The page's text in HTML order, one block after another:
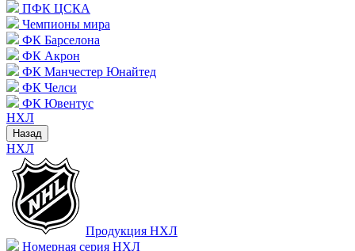
ПФК ЦСКА
Чемпионы мира
ФК Барселона
ФК Акрон
ФК Манчестер Юнайтед
ФК Челси
ФК Ювентус
НХЛ
Назад
НХЛ
Продукция НХЛ
Номерная серия НХЛ